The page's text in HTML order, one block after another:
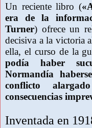
Un reciente libro (
era de la
Turner) ofrece un
decisiva a la victoria
ella, el curso de la
podía haber
Normandía
conflicto
consecuencias
Inventada en